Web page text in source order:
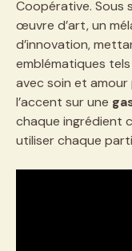
Coopérative. Sous
œuvre d’art, un
d’innovation,
emblématiques
avec soin et
l’accent sur une
chaque ingrédient
utiliser chaque